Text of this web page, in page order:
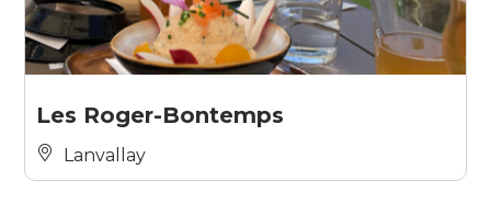
Les Roger-Bontemps
Lanvallay